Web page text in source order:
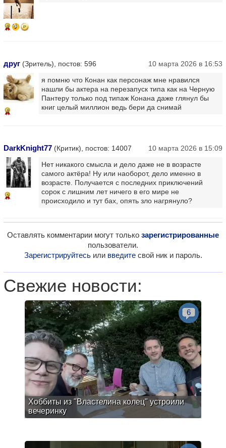
9
друг (Зритель), постов: 596 10 марта 2026 в 16:53
8
я помню что Конан как персонаж мне нравился
нашли бы актера на перезапуск типа как на Черную
Пантеру только под типаж Конана даже глянул бы
книг целый миллион ведь бери да снимай
DarkKnight77 (Критик), постов: 14007 10 марта 2026 в 15:09
5
Нет никакого смысла и дело даже не в возрасте
самого актёра! Ну или наоборот, дело именно в
возрасте. Получается с последних приключений
сорок с лишним лет ничего в его мире не
происходило и тут бах, опять зло нагрянуло?
Оставлять комментарии могут только зарегистрированные
пользователи.
Зарегистрируйтесьили введитесвой ник и пароль.
Свежие новости:
Хоббиты из "Властелина колец" устроили
вечеринку
6